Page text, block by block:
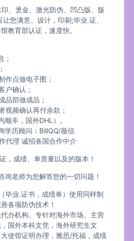
、烫金、激光防伪、凹凸版、版
您满意、设计，印刷;毕业.证、
教育部认证，速度快。
；
作点做电子图；
户确认；
品部做成品；
视频确认再付余款；
顺丰，国外DHL）。
历顾问：BillQQ/薇信
代理 诚招各国合作中介
，成绩、单质量以及的版本！
询老师为您解答您的一切问题！
毕业.证书，成绩单）使用同样制
各项防伪技术！
办机构。专针对海外市场。主营
国外本科文凭，海外研究生文
使馆证明办理，雅思/托福，成绩